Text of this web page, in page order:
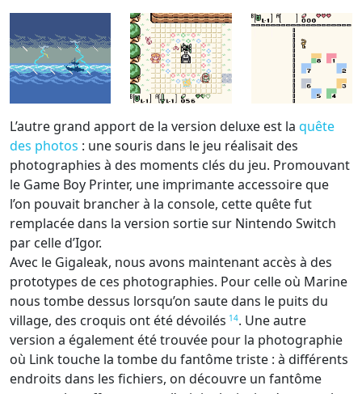
L’autre grand apport de la version deluxe est la quête
des photos : une souris dans le jeu réalisait des
photographies à des moments clés du jeu. Promouvant
le Game Boy Printer, une imprimante accessoire que
l’on pouvait brancher à la console, cette quête fut
remplacée dans la version sortie sur Nintendo Switch
par celle d’Igor.
Avec le Gigaleak, nous avons maintenant accès à des
prototypes de ces photographies. Pour celle où Marine
nous tombe dessus lorsqu’on saute dans le puits du
village, des croquis ont été dévoilés 14. Une autre
version a également été trouvée pour la photographie
où Link touche la tombe du fantôme triste : à différents
endroits dans les fichiers, on découvre un fantôme